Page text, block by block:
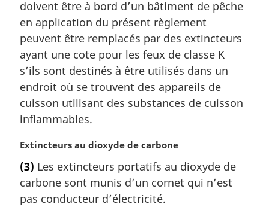
m
a
g
i
n
a
e
:
doivent être à bord d’un bâtiment de pêche
en application du présent règlement
peuvent être remplacés par des extincteurs
ayant une cote pour les feux de classe K
s’ils sont destinés à être utilisés dans un
endroit où se trouvent des appareils de
cuisson utilisant des substances de cuisson
inflammables.
N
t
e
m
Extincteurs au dioxyde de carbone
(3) Les extincteurs portatifs au dioxyde de
carbone sont munis d’un cornet qui n’est
pas conducteur d’électricité.